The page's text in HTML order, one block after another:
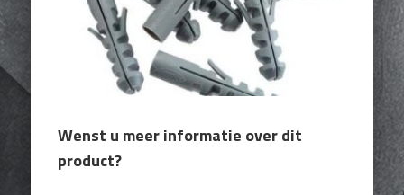
Wenst u meer informatie over dit
product?